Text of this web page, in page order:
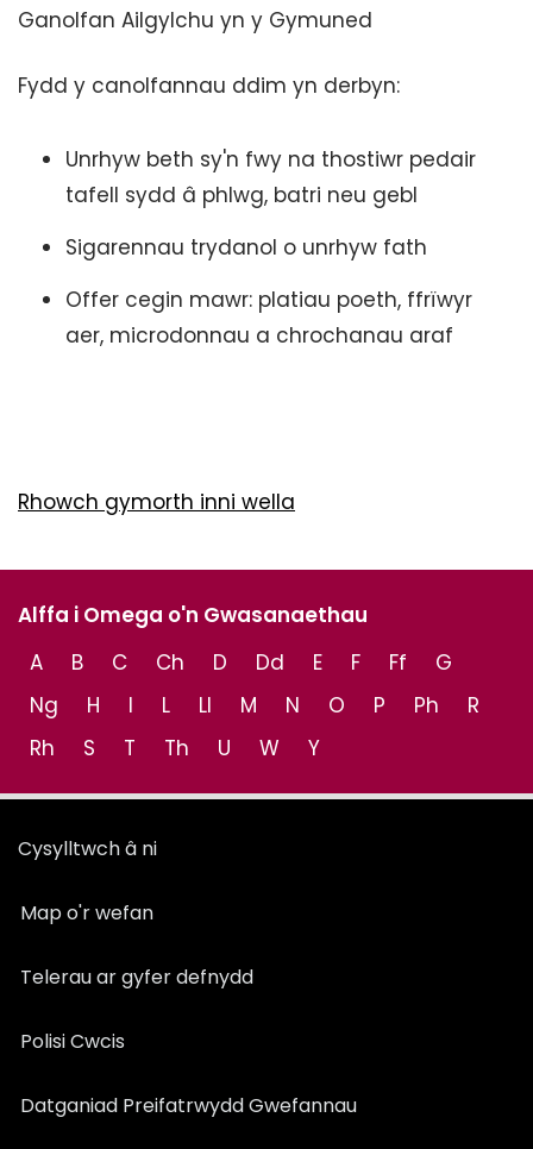
Ganolfan Ailgylchu yn y Gymuned
Fydd y canolfannau ddim yn derbyn:
Unrhyw beth sy'n fwy na thostiwr pedair
tafell sydd â phlwg, batri neu gebl
Sigarennau trydanol o unrhyw fath
Offer cegin mawr: platiau poeth, ffrïwyr
aer, microdonnau a chrochanau araf
Rhowch gymorth inni wella
Alffa i Omega o'n Gwasanaethau
A
B C Ch D Dd E F Ff
G
Ng
H I L Ll M N O P Ph
R
Rh
S T Th U W Y
Cysylltwch â ni
Map o'r wefan
Telerau ar gyfer defnydd
Polisi Cwcis
Datganiad Preifatrwydd Gwefannau